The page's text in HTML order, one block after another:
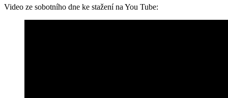
Video ze sobotního dne ke stažení na You Tube: